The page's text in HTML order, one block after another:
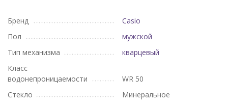
Бренд
Casio
Пол
мужской
Тип механизма
кварцевый
Класс
водонепроницаемости
WR 50
Стекло
Минеральное